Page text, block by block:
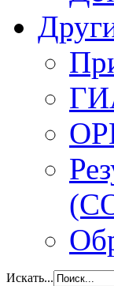
Искать...